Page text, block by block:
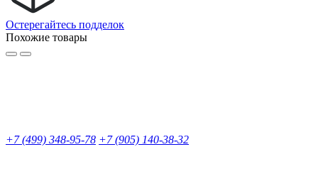
Остерегайтесь подделок
Похожие товары
+7 (499) 348-95-78 +7 (905) 140-38-32